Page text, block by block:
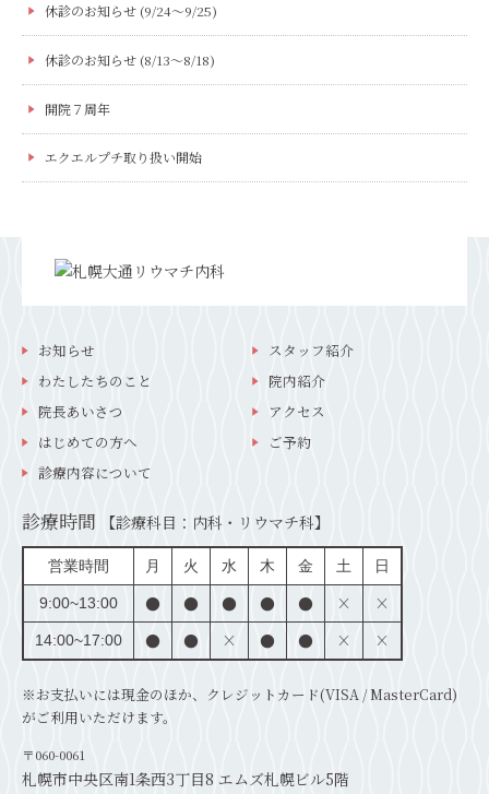
休診のお知らせ (9/24～9/25)
休診のお知らせ (8/13～8/18)
開院７周年
エクエルプチ取り扱い開始
お知らせ
わたしたちのこと
院長あいさつ
はじめての方へ
診療内容について
スタッフ紹介
院内紹介
アクセス
ご予約
診療時間 【診療科目：内科・リウマチ科】
営業時間 月 火 水 木 金 土 日
9:00~13:00 ● ● ● ● ● × ×
14:00~17:00 ● ● × ● ● × ×
※お支払いには現金のほか、クレジットカード(VISA / MasterCard)
がご利用いただけます。
〒060-0061
札幌市中央区南1条西3丁目8 エムズ札幌ビル5階